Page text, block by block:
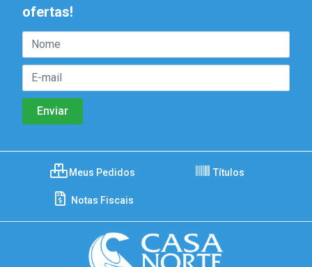
ofertas!
Meus Pedidos Títulos
Notas Fiscais